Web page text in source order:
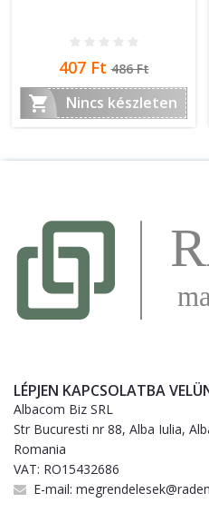
Ár
407 Ft Normál
ár
486 Ft
 Nincs készleten
LÉPJEN KAPCSOLATBA
Albacom Biz SRL
Str Bucuresti nr 88, Alba Iulia,
Romania
VAT: RO15432686
E-mail: